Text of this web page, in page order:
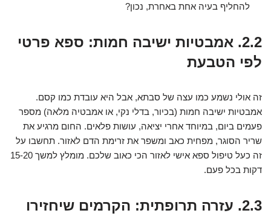
להחליף בעיה אחת באחרת, נכון?
2.2. אמבטיות ישיבה חמות: ספא פרטי
לפי הטבעת
זה אולי נשמע כמו עצה של סבתא, אבל היא עובדת כמו קסם.
אמבטיות ישיבה חמות (בכיור, בדלי נקי, או אמבטיה מלאה) מספר
פעמים ביום, במיוחד אחרי יציאה, עושות פלאים. החום מרגיע את
שריר הסוגר, מפחית כאב ומשפר את זרימת הדם לאזור. תחשבו על
זה כעל טיפול ספא אישי לאזור הכי כאוב שלכם. מומלץ למשך 15-20
דקות בכל פעם.
2.3. עזרה תרופתית: הקרמים שיחזירו